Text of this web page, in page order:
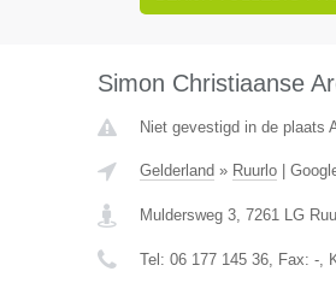
Simon Christiaanse
Niet gevestigd in de plaats
Gelderland » Ruurlo|
Muldersweg 3, 7261 LG
Tel: 06 177 145 36, Fax: -,